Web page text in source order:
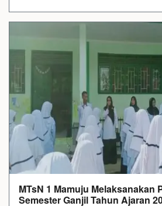
MTsN 1 Mamuju Melaksanakan
Semester Ganjil Tahun Ajaran